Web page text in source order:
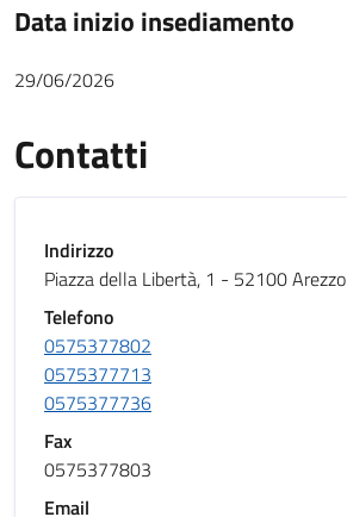
Data inizio insediamento
29/06/2026
Contatti
Indirizzo
Piazza della Libertà, 1 - 52100 Arezzo
Telefono
0575377802
0575377713
0575377736
Fax
0575377803
Email